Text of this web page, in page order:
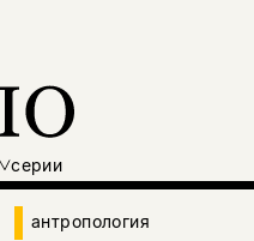
серии
антропология